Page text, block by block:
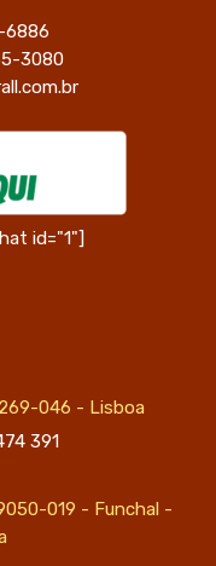
6886
3080
id="1"]
046 - Lisboa
391
019 - Funchal -